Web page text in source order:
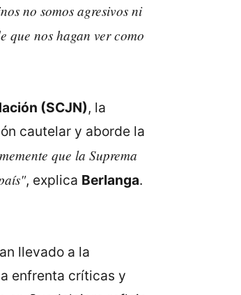
no somos agresivos ni
que nos hagan ver como
(SCJN), la
cautelar y aborde la
que la Suprema
, explica Berlanga.
llevado a la
enfrenta críticas y